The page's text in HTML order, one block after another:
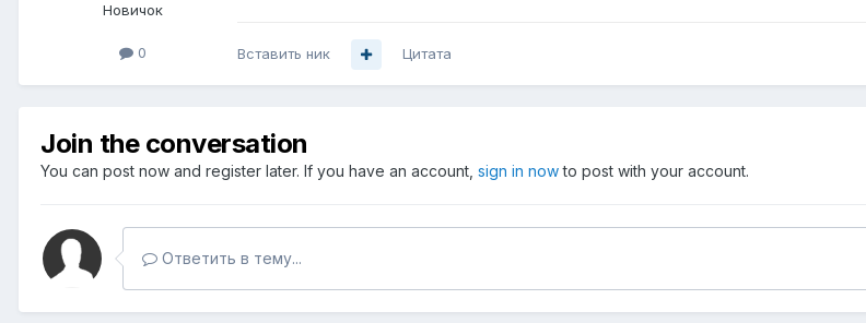
Новичок
0 Вставить ник Цитата
Join the conversation
You can post now and register later. If you have an account, sign in nowto post with your account.
Ответить в тему...